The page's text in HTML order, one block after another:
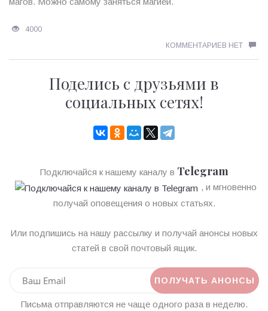
4000
КОММЕНТАРИЕВ НЕТ
Поделись с друзьями в
социальных сетях!
Подключайся к нашему каналу в Telegram
, и мгновенно
получай оповещения о новых статьях.
Или подпишись на нашу рассылку и получай анонсы новых
статей в свой почтовый ящик.
Письма отправляются не чаще одного раза в неделю.